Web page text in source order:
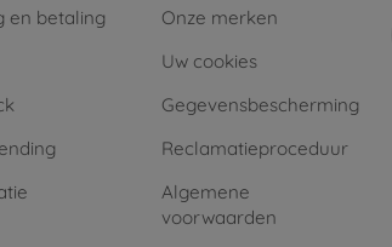
en betaling
Onze merken
Uw cookies
Gegevensbescherming
Reclamatieproceduur
Algemene
voorwaarden